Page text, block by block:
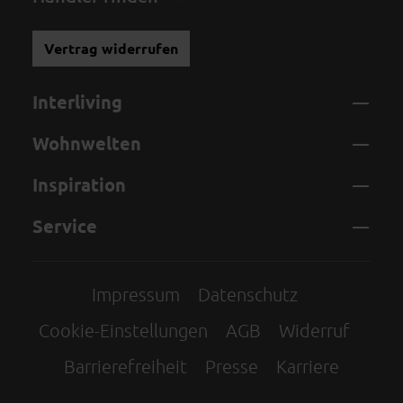
Vertrag widerrufen
Interliving
Wohnwelten
Inspiration
Service
Impressum
Datenschutz
Cookie-Einstellungen
AGB
Widerruf
Barrierefreiheit
Presse Karriere